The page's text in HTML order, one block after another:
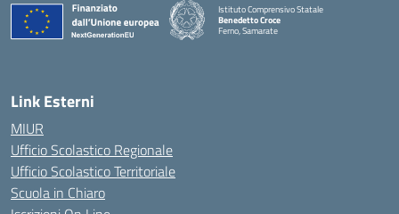
Istituto Comprensivo Statale
Benedetto Croce
Ferno, Samarate
Link Esterni
MIUR
Ufficio Scolastico Regionale
Ufficio Scolastico Territoriale
Scuola in Chiaro